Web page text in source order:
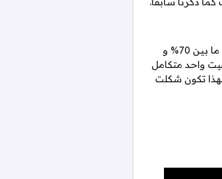
اذا كانت حياتك عملية وتعتمد على الستايل الكاجوال، فلا بد ان تكون خزانة ملابس الكابسولة الشتوية تضم ما بين 70% و
واحد متكامل
تكون شكلت